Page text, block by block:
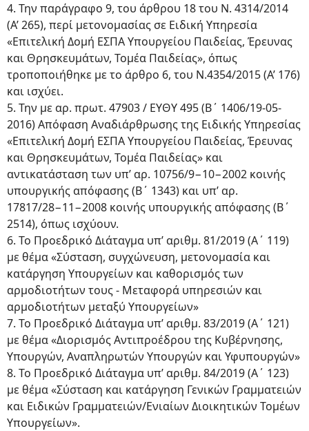
4. Την παράγραφο 9, του άρθρου 18 του Ν. 4314/2014
(Α’ 265), περί μετονομασίας σε Ειδική Υπηρεσία
«Επιτελική Δομή ΕΣΠΑ Υπουργείου Παιδείας, Έρευνας
και Θρησκευμάτων, Τομέα Παιδείας», όπως
τροποποιήθηκε με το άρθρο 6, του Ν.4354/2015 (Α’ 176)
και ισχύει.
5. Την με αρ. πρωτ. 47903 / EΥΘΥ 495 (Β΄ 1406/19-05-
2016) Απόφαση Αναδιάρθρωσης της Ειδικής Υπηρεσίας
«Επιτελική Δομή ΕΣΠΑ Υπουργείου Παιδείας, Έρευνας
και Θρησκευμάτων, Τομέα Παιδείας» και
αντικατάσταση των υπ’ αρ. 10756/9−10−2002 κοινής
υπουργικής απόφασης (Β΄ 1343) και υπ’ αρ.
17817/28−11−2008 κοινής υπουργικής απόφασης (Β΄
2514), όπως ισχύουν.
6. Το Προεδρικό Διάταγμα υπ’ αριθμ. 81/2019 (Α΄ 119)
με θέμα «Σύσταση, συγχώνευση, μετονομασία και
κατάργηση Υπουργείων και καθορισμός των
αρμοδιοτήτων τους - Μεταφορά υπηρεσιών και
αρμοδιοτήτων μεταξύ Υπουργείων»
7. Το Προεδρικό Διάταγμα υπ’ αριθμ. 83/2019 (Α΄ 121)
με θέμα «Διορισμός Αντιπροέδρου της Κυβέρνησης,
Υπουργών, Αναπληρωτών Υπουργών και Υφυπουργών»
8. Το Προεδρικό Διάταγμα υπ’ αριθμ. 84/2019 (Α΄ 123)
με θέμα «Σύσταση και κατάργηση Γενικών Γραμματειών
και Ειδικών Γραμματειών/Ενιαίων Διοικητικών Τομέων
Υπουργείων».